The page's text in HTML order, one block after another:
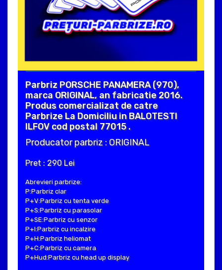
Parbriz PORSCHE PANAMERA (970),
marca ORIGINAL, an fabricatie 2016.
Produs comercializat de catre
Parbrize La Domiciliu in BALOTESTI
ILFOV cod postal 77015 .
Producator parbriz : ORIGINAL
Pret : 290 Lei
Abrevieri parbrize:
P:Parbriz clar
P+V:Parbriz cu tenta verde
P+S:Parbriz cu parasolar
P+SE:Parbriz cu senzor
P+I:Parbriz cu incalzire
P+H:Parbriz heliomat
P+C:Parbriz cu camera
P+Hud:Parbriz cu head up display